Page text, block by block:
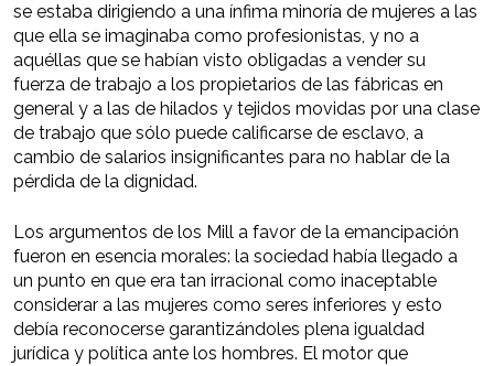
se estaba dirigiendo a una ínfima minoría de mujeres a las
que ella se imaginaba como profesionistas, y no a
aquéllas que se habían visto obligadas a vender su
fuerza de trabajo a los propietarios de las fábricas en
general y a las de hilados y tejidos movidas por una clase
de trabajo que sólo puede calificarse de esclavo, a
cambio de salarios insignificantes para no hablar de la
pérdida de la dignidad.
Los argumentos de los Mill a favor de la emancipación
fueron en esencia morales: la sociedad había llegado a
un punto en que era tan irracional como inaceptable
considerar a las mujeres como seres inferiores y esto
debía reconocerse garantizándoles plena igualdad
jurídica y política ante los hombres. El motor que